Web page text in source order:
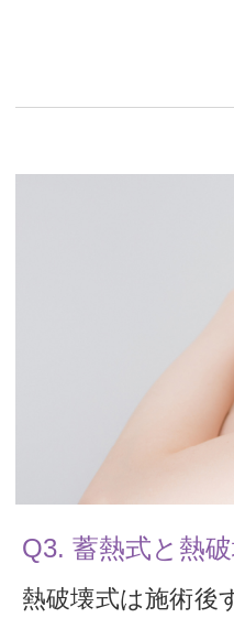
Q3. 蓄熱式と熱
熱破壊式は施術後